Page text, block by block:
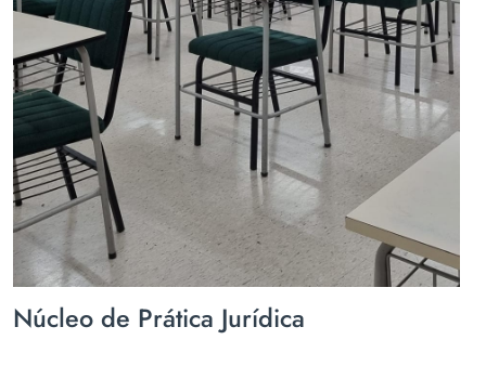
Núcleo de Prática Jurídica